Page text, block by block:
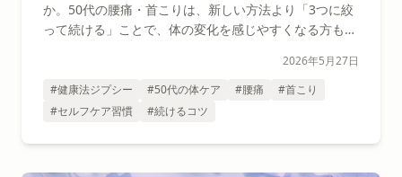
か。50代の腰痛・首こりは、新しい方法より「3つに絞
って続ける」ことで、体の変化を感じやすくなる方もい
ラピストが見てきた共通パターンをお伝えします。
2026年5月27日
#健康法ジプシー
#50代の体ケア #腰痛
#首こり
#セルフケア習慣
#続けるコツ